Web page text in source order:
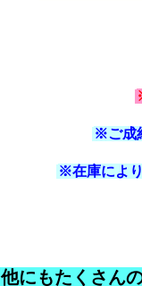
※ご成
※在庫によ
他にもたくさん